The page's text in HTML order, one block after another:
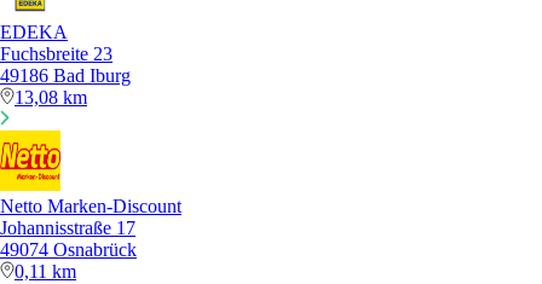
EDEKA
Fuchsbreite 23
49186 Bad Iburg
13,08 km
Netto Marken-Discount
Johannisstraße 17
49074 Osnabrück
0,11 km